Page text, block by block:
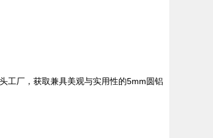
工厂，获取兼具美观与实用性的5mm圆铝